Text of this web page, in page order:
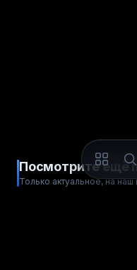
Посмотрите ещё
Только актуальное, на наш